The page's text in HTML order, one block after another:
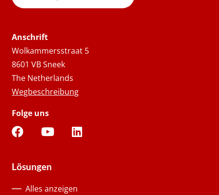
Anschrift
Wolkammersstraat 5
8601 VB Sneek
The Netherlands
Wegbeschreibung
Folge uns
Lösungen
Alles anzeigen